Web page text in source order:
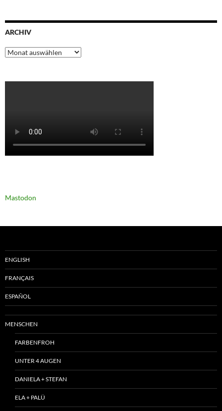
ARCHIV
Archiv
Mastodon
ENGLISH
FRANÇAIS
ESPAÑOL
MENSCHEN
FARBENFROH
UNTER 4 AUGEN
DANIELA + STEFAN
ELA + PALÜ